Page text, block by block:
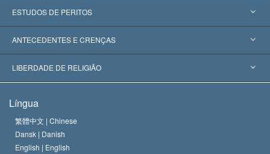
Estados Unidos
Reconhecimentos Mundiais
Decisões Históricas
ESTUDOS DE PERITOS
Apreciações por Categoria
Os Peritos Mais Proeminentes do Mundo
ANTECEDENTES E CRENÇAS
L. Ron Hubbard
O Credo da Igreja de Scientology
O Código de Um Scientologist
LIBERDADE DE RELIGIÃO
Normas Internacionais de Direitos Humanos
Proclamação sobre Religião
Língua
繁體中文 | Chinese
Dansk | Danish
English | English